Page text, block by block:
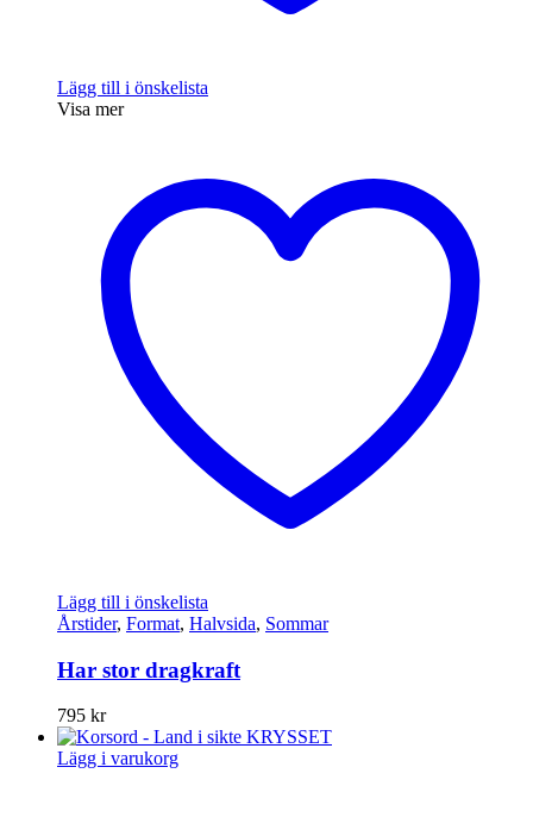
Lägg till i önskelista
Visa mer
Lägg till i önskelista
Årstider, Format, Halvsida, Sommar
Har stor dragkraft
795 kr
Lägg i varukorg